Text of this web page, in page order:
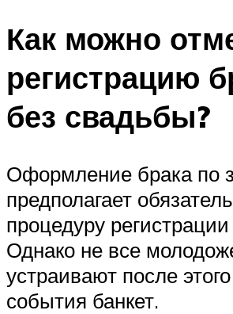
Как можно
регистрацию
без свадьбы?
Оформление брака по
предполагает
процедуру
Однако не все
устраивают после
события банкет.